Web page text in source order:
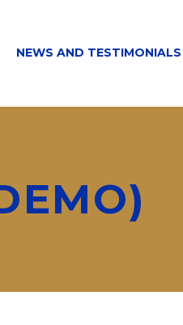
NEWS AND TESTIMONIALS